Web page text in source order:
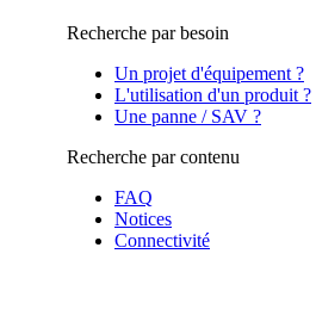
Recherche par besoin
Un projet d'équipement ?
L'utilisation d'un produit ?
Une panne / SAV ?
Recherche par contenu
FAQ
Notices
Connectivité